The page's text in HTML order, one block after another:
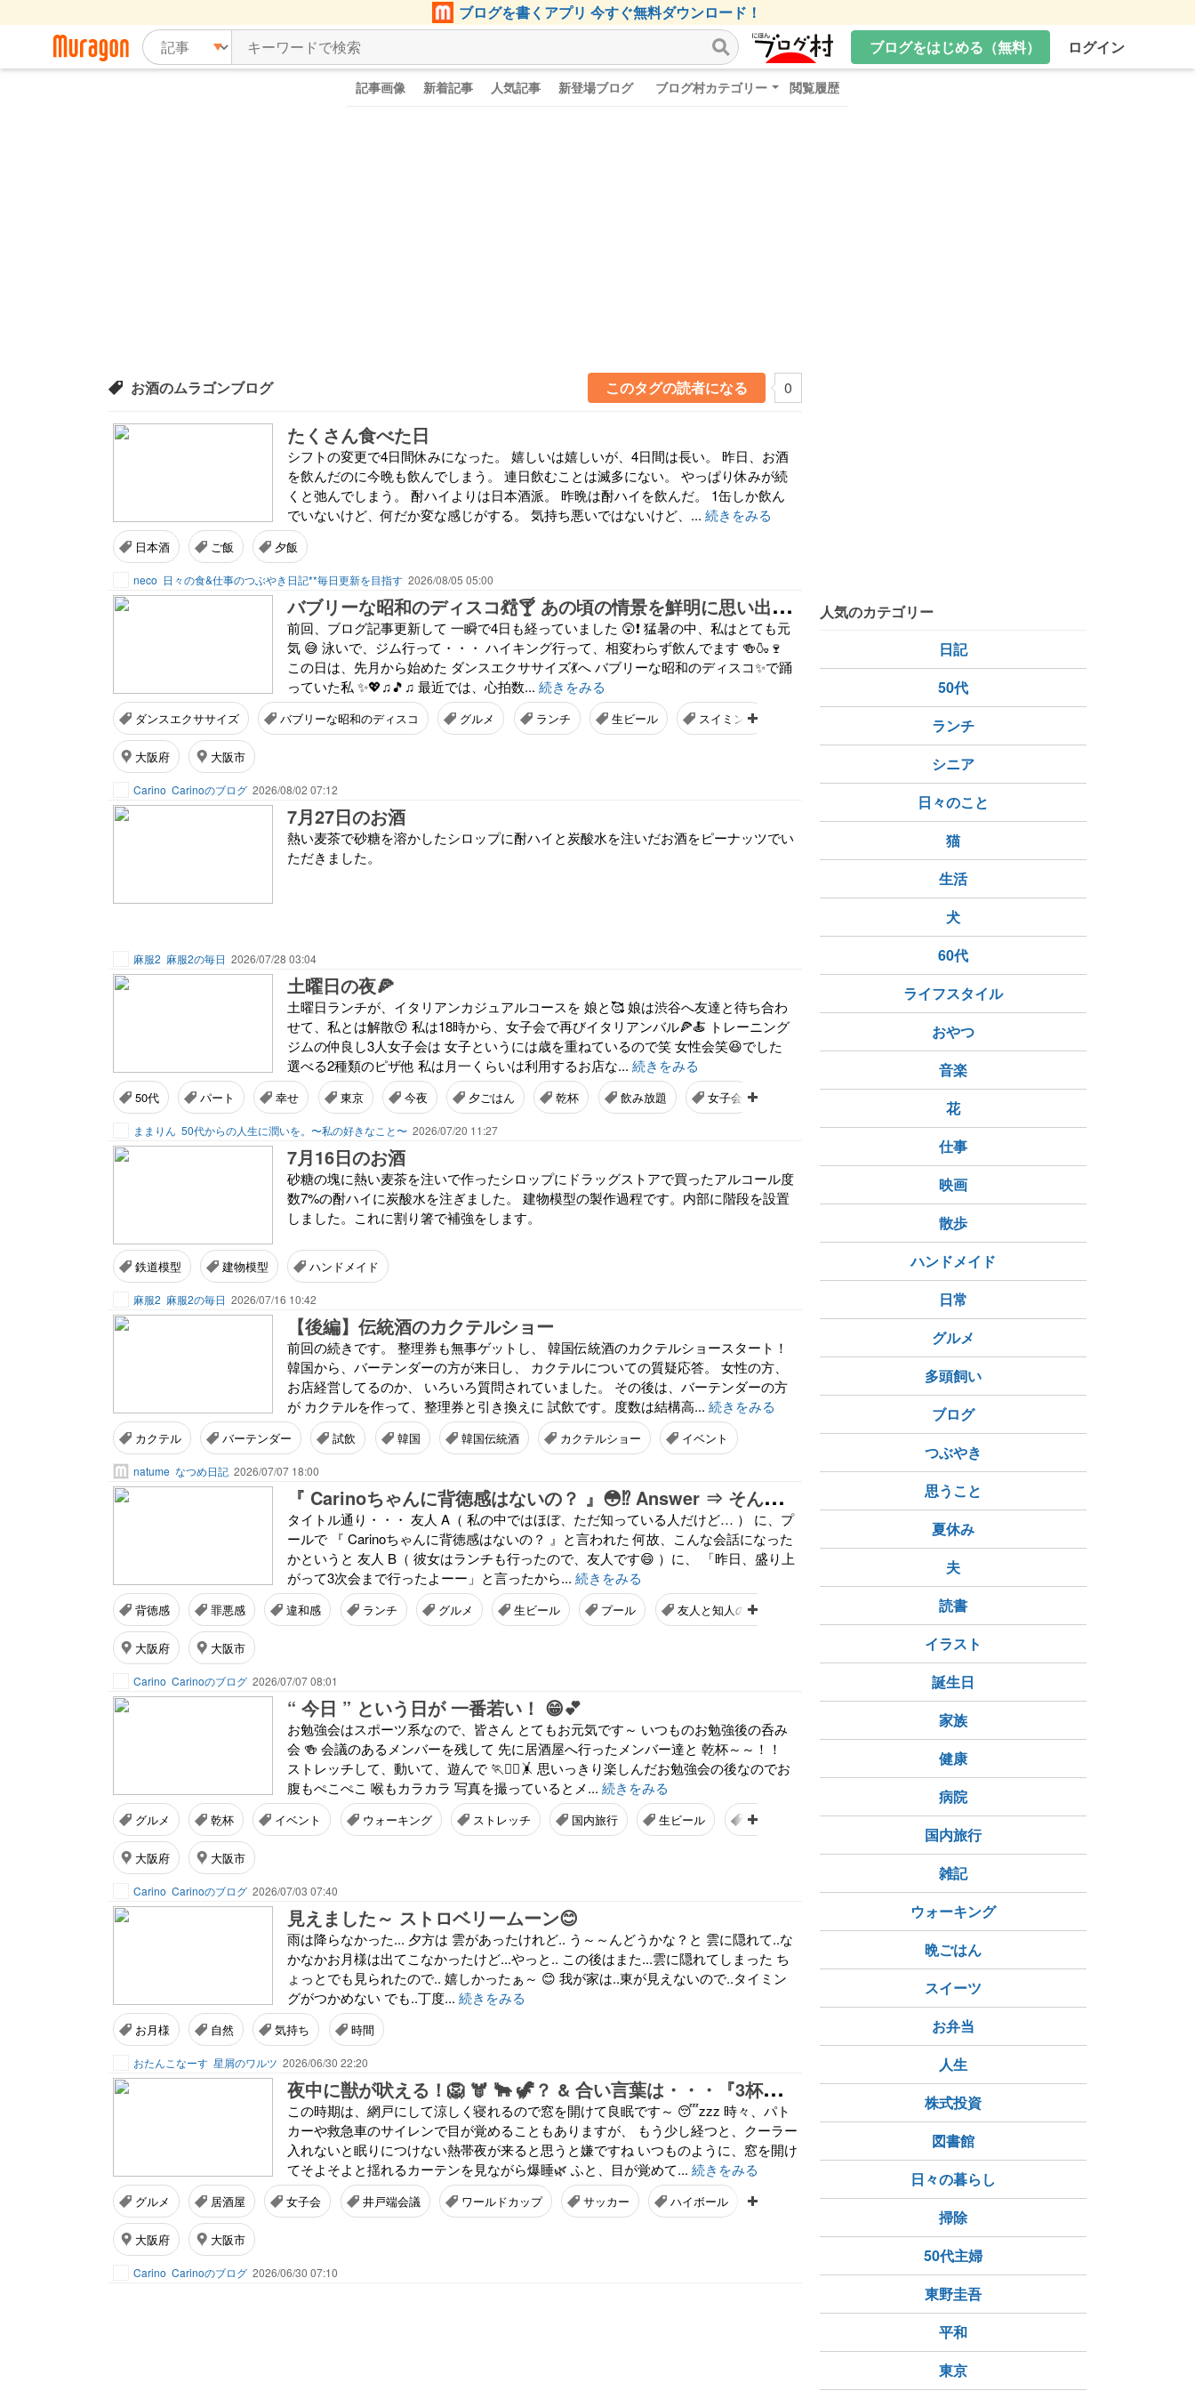
ブログを書くアプリ 今すぐ無料ダウンロード！
ブログをはじめる（無料）
ログイン
記事画像 新着記事 人気記事 新登場ブログ ブログ村カテゴリー 閲覧履歴
お酒のムラゴンブログ このタグの読者になる 0
たくさん食べた日
シフトの変更で4日間休みになった。 嬉しいは嬉しいが、4日間は長い。 昨日、お酒
を飲んだのに今晩も飲んでしまう。 連日飲むことは滅多にない。 やっぱり休みが続
くと弛んでしまう。 酎ハイよりは日本酒派。 昨晩は酎ハイを飲んだ。 1缶しか飲ん
でいないけど、何だか変な感じがする。 気持ち悪いではないけど、... 続きをみる
日本酒 ご飯 夕飯
neco 日々の食&仕事のつぶやき日記**毎日更新を目指す 2026/08/05 05:00
バ
ブリーな昭和のディスコ💃🍾🍸 あの頃の情景を鮮明に思い出しながら踊っています✨💖🎵
前回、ブログ記事更新して 一瞬で4日も経っていました 😲❗ 猛暑の中、私はとても元
気 😅 泳いで、ジム行って・・・ ハイキング行って、相変わらず飲んでます 🍻🍶🍷
この日は、先月から始めた ダンスエクササイズ💃へ バブリーな昭和のディスコ✨で踊
っていた私 ✨💖♫🎵♫ 最近では、心拍数... 続きをみる
ダンスエクササイズ バブリーな昭和のディスコ グルメ ランチ 生ビール スイミング ダイエット
大阪府 大阪市
Carino Carinoのブログ 2026/08/02 07:12
7月27日のお酒
熱い麦茶で砂糖を溶かしたシロップに酎ハイと炭酸水を注いだお酒をピーナッツでい
ただきました。
麻服2 麻服2の毎日 2026/07/28 03:04
土曜日の夜🍕
土曜日ランチが、イタリアンカジュアルコースを 娘と🥰 娘は渋谷へ友達と待ち合わ
せて、私とは解散😙 私は18時から、女子会で再びイタリアンバル🍕🍝 トレーニング
ジムの仲良し3人女子会は 女子というには歳を重ねているので笑 女性会笑😆でした
選べる2種類のピザ他 私は月一くらいは利用するお店な... 続きをみる
50代 パート 幸せ 東京 今夜 夕ごはん 乾杯 飲み放題 女子会
ままりん 50代からの人生に潤いを。〜私の好きなこと〜 2026/07/20 11:27
7月16日のお酒
砂糖の塊に熱い麦茶を注いで作ったシロップにドラッグストアで買ったアルコール度
数7%の酎ハイに炭酸水を注ぎました。 建物模型の製作過程です。内部に階段を設置
しました。これに割り箸で補強をします。
鉄道模型 建物模型 ハンドメイド
麻服2 麻服2の毎日 2026/07/16 10:42
【後編】伝統酒のカクテルショー
前回の続きです。 整理券も無事ゲットし、 韓国伝統酒のカクテルショースタート！
韓国から、バーテンダーの方が来日し、 カクテルについての質疑応答。 女性の方、
お店経営してるのか、 いろいろ質問されていました。 その後は、バーテンダーの方
が カクテルを作って、整理券と引き換えに 試飲です。度数は結構高... 続きをみる
カクテル バーテンダー 試飲 韓国 韓国伝統酒 カクテルショー イベント
natume なつめ日記 2026/07/07 18:00
『
Carinoちゃんに背徳感はないの？ 』😳⁉ Answer ⇒ そんなもんあったら こんなに呑んでません😅Hehehe…
タイトル通り・・・ 友人 A（ 私の中ではほぼ、ただ知っている人だけど… ） に、プ
ールで 『 Carinoちゃんに背徳感はないの？ 』と言われた 何故、こんな会話になった
かというと 友人 B（ 彼女はランチも行ったので、友人です😄 ）に、 「昨日、盛り上
がって3次会まで行ったよーー」と言ったから... 続きをみる
背徳感 罪悪感 違和感 ランチ グルメ 生ビール プール 友人と知人の違いはどこからだろう
大阪府 大阪市
Carino Carinoのブログ 2026/07/07 08:01
“ 今日 ” という日が 一番若い！ 😁💕
お勉強会はスポーツ系なので、皆さん とてもお元気です～ いつものお勉強後の呑み
会 🍻 会議のあるメンバーを残して 先に居酒屋へ行ったメンバー達と 乾杯～～！！
ストレッチして、動いて、遊んで 🏃🤾‍♀️🤸 思いっきり楽しんだお勉強会の後なのでお
腹もぺこぺこ 喉もカラカラ 写真を撮っているとメ... 続きをみる
グルメ 乾杯 イベント ウォーキング ストレッチ 国内旅行 生ビール ハイボール 焼酎
大阪府 大阪市
Carino Carinoのブログ 2026/07/03 07:40
見えました～ ストロベリームーン😊
雨は降らなかった... 夕方は 雲があったけれど.. う～～んどうかな？と 雲に隠れて..な
かなかお月様は出てこなかったけど...やっと.. この後はまた...雲に隠れてしまった ち
ょっとでも見られたので.. 嬉しかったぁ～ 😊 我が家は..東が見えないので..タイミン
グがつかめない でも..丁度... 続きをみる
お月様 自然 気持ち 時間
おたんこなーす 星屑のワルツ 2026/06/30 22:20
夜
中に獣が吠える！🦁 🫎 🐂 🦖？ & 合い言葉は・・・『3杯だけ！ 🍺(^_^) 』
この時期は、網戸にして涼しく寝れるので窓を開けて良眠です～ 😴zzz 時々、パト
カーや救急車のサイレンで目が覚めることもありますが、 もう少し経つと、クーラー
入れないと眠りにつけない熱帯夜が来ると思うと嫌ですね いつものように、窓を開け
てそよそよと揺れるカーテンを見ながら爆睡🌿 ふと、目が覚めて... 続きをみる
グルメ 居酒屋 女子会 井戸端会議 ワールドカップ サッカー ハイボール 捨て猫
大阪府 大阪市
Carino Carinoのブログ 2026/06/30 07:10
人気のカテゴリー
日記
50代
ランチ
シニア
日々のこと
猫
生活
犬
60代
ライフスタイル
おやつ
音楽
花
仕事
映画
散歩
ハンドメイド
日常
グルメ
多頭飼い
ブログ
つぶやき
思うこと
夏休み
夫
読書
イラスト
誕生日
家族
健康
病院
国内旅行
雑記
ウォーキング
晩ごはん
スイーツ
お弁当
人生
株式投資
図書館
日々の暮らし
掃除
50代主婦
東野圭吾
平和
東京